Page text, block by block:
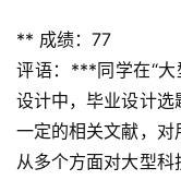
** 成绩：77
评语：***同学在“大
设计中，毕业设计选
一定的相关文献，对
从多个方面对大型